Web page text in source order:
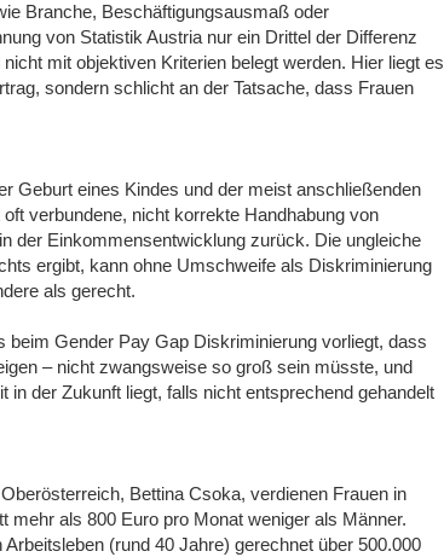
Branche, Beschäftigungsausmaß oder
von Statistik Austria nur ein Drittel der Differenz
mit objektiven Kriterien belegt werden. Hier liegt es
sondern schlicht an der Tatsache, dass Frauen
Geburt eines Kindes und der meist anschließenden
verbundene, nicht korrekte Handhabung von
der Einkommensentwicklung zurück. Die ungleiche
ergibt, kann ohne Umschweife als Diskriminierung
als gerecht.
beim Gender Pay Gap Diskriminierung vorliegt, dass
– nicht zwangsweise so groß sein müsste, und
der Zukunft liegt, falls nicht entsprechend gehandelt
Bettina Csoka, verdienen Frauen in
als 800 Euro pro Monat weniger als Männer.
(rund 40 Jahre) gerechnet über 500.000